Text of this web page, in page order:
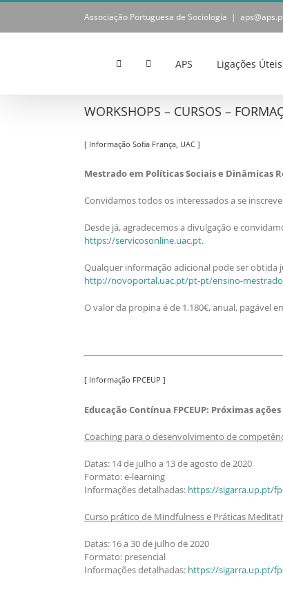
Skip
content
Associação Portuguesa de Sociologia |
APS Ligações Úteis
WORKSHOPS – CURSOS –
[ Informação Sofia França, UAC ]
Mestrado em Políticas Sociais e Dinâmicas
Convidamos todos os interessados a se
Desde já, agradecemos a divulgação e
https://servicosonline.uac.pt.
Qualquer informação adicional pode ser obtida
http://novoportal.uac.pt/pt-pt/ensino-
O valor da propina é de 1.180€, anual, pagável
[ Informação FPCEUP ]
Educação Contínua FPCEUP: Próximas ações
Coaching para o desenvolvimento de
Datas: 14 de julho a 13 de agosto de 2020
Formato: e-learning
Informações detalhadas: https://sigarra.up.pt/
Curso prático de Mindfulness e Práticas
Datas: 16 a 30 de julho de 2020
Formato: presencial
Informações detalhadas: https://sigarra.up.pt/